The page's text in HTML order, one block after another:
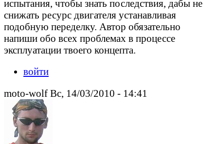
испытания, чтобы знать последствия, дабы не
снижать ресурс двигателя устанавливая
подобную переделку. Автор обязательно
напиши обо всех проблемах в процессе
эксплуатации твоего концепта.
войти
moto-wolf Вс, 14/03/2010 - 14:41